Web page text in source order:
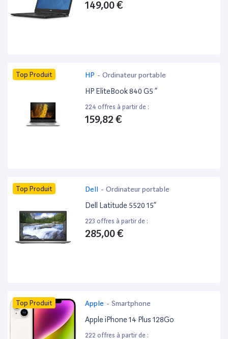
149,00 €
Top Produit HP - Ordinateur portable
HP EliteBook 840 G5 ”
224 offres à partir de :
159,82 €
Top Produit Dell - Ordinateur portable
Dell Latitude 5520 15”
223 offres à partir de :
285,00 €
Top Produit Apple - Smartphone
Apple iPhone 14 Plus 128Go
222 offres à partir de :